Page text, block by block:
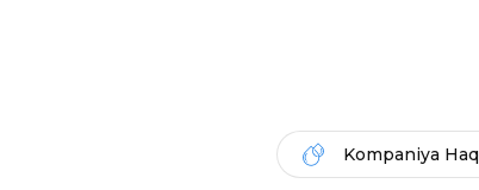
Kompaniya